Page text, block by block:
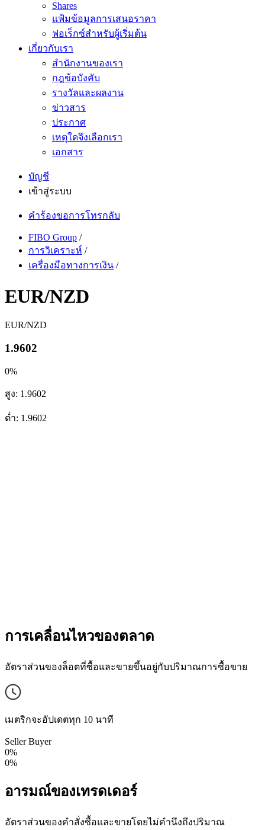
Shares
แฟ้มข้อมูลการเสนอราคา
ฟอเร็กซ์สำหรับผู้เริ่มต้น
เกี่ยวกับเรา
สำนักงานของเรา
กฎข้อบังคับ
รางวัลและผลงาน
ข่าวสาร
ประกาศ
เหตุใดจึงเลือกเรา
เอกสาร
บัญชี
เข้าสู่ระบบ
คำร้องขอการโทรกลับ
FIBO Group /
การวิเคราะห์ /
เครื่องมือทางการเงิน /
EUR/NZD
EUR/NZD
1.9602
0%
สูง: 1.9602
ต่ำ: 1.9602
การเคลื่อนไหวของตลาด
อัตราส่วนของล็อตที่ซื้อและขายขึ้นอยู่กับปริมาณการซื้อขาย
เมตริกจะอัปเดตทุก 10 นาที
Seller Buyer
0%
0%
อารมณ์ของเทรดเดอร์
อัตราส่วนของคำสั่งซื้อและขายโดยไม่คำนึงถึงปริมาณ